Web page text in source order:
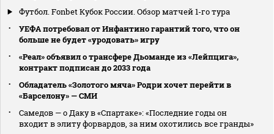
Футбол. Fonbet Кубок России. Обзор матчей 1-го тура
УЕФА потребовал от Инфантино гарантий того, что он
больше не будет «уродовать» игру
«Реал» объявил о трансфере Дьоманде из «Лейпцига»,
контракт подписан до 2033 года
Обладатель «Золотого мяча» Родри хочет перейти в
«Барселону» — СМИ
Самедов — о Даку в «Спартаке»: «Последние годы он
входит в элиту форвардов, за ним охотились все гранды»